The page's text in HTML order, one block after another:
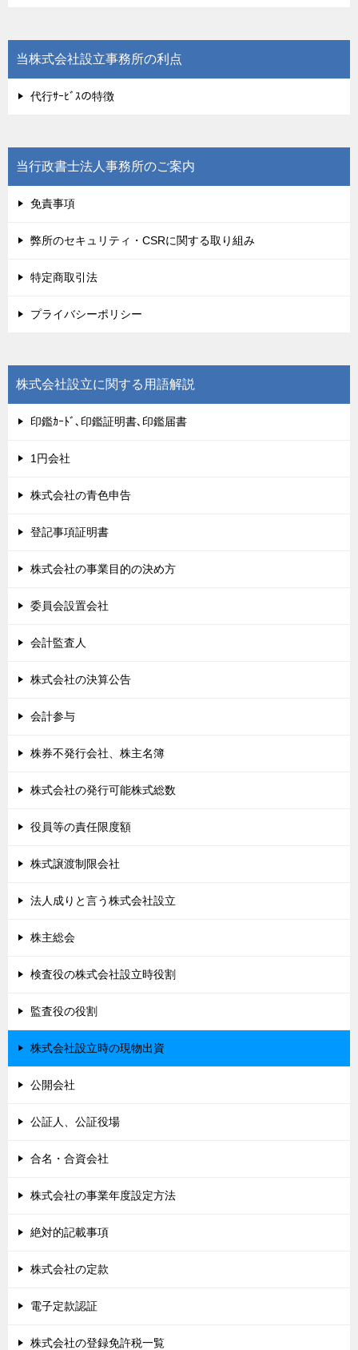
当株式会社設立事務所の利点
代行ｻｰﾋﾞｽの特徴
当行政書士法人事務所のご案内
免責事項
弊所のセキュリティ・CSRに関する取り組み
特定商取引法
プライバシーポリシー
株式会社設立に関する用語解説
印鑑ｶｰﾄﾞ､印鑑証明書､印鑑届書
1円会社
株式会社の青色申告
登記事項証明書
株式会社の事業目的の決め方
委員会設置会社
会計監査人
株式会社の決算公告
会計参与
株券不発行会社、株主名簿
株式会社の発行可能株式総数
役員等の責任限度額
株式譲渡制限会社
法人成りと言う株式会社設立
株主総会
検査役の株式会社設立時役割
監査役の役割
株式会社設立時の現物出資
公開会社
公証人、公証役場
合名・合資会社
株式会社の事業年度設定方法
絶対的記載事項
株式会社の定款
電子定款認証
株式会社の登録免許税一覧